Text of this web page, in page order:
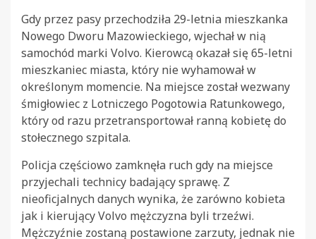
Gdy przez pasy przechodziła 29-letnia mieszkanka
Nowego Dworu Mazowieckiego, wjechał w nią
samochód marki Volvo. Kierowcą okazał się 65-letni
mieszkaniec miasta, który nie wyhamował w
określonym momencie. Na miejsce został wezwany
śmigłowiec z Lotniczego Pogotowia Ratunkowego,
który od razu przetransportował ranną kobietę do
stołecznego szpitala.
Policja częściowo zamknęła ruch gdy na miejsce
przyjechali technicy badający sprawę. Z
nieoficjalnych danych wynika, że zarówno kobieta
jak i kierujący Volvo mężczyzna byli trzeźwi.
Mężczyźnie zostaną postawione zarzuty, jednak nie